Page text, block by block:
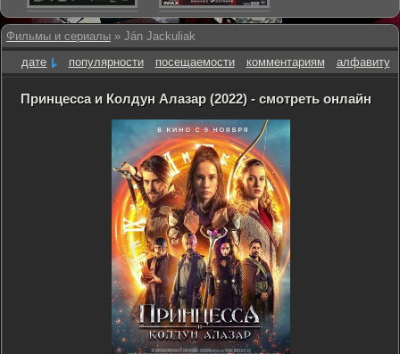
Фильмы и сериалы » Ján Jackuliak
дате
популярности посещаемости комментариям алфавиту
Принцесса и Колдун Алазар (2022) - смотреть онлайн